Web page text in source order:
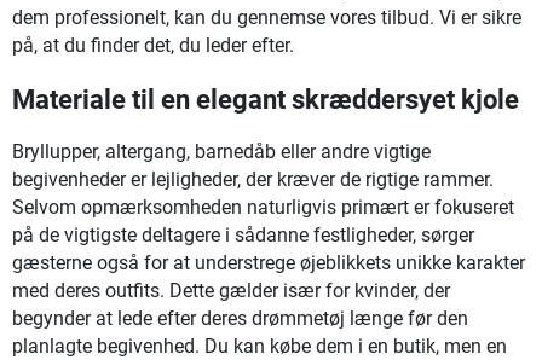
dem professionelt, kan du gennemse vores tilbud. Vi er sikre
på, at du finder det, du leder efter.
Materiale til en elegant skræddersyet kjole
Bryllupper, altergang, barnedåb eller andre vigtige
begivenheder er lejligheder, der kræver de rigtige rammer.
Selvom opmærksomheden naturligvis primært er fokuseret
på de vigtigste deltagere i sådanne festligheder, sørger
gæsterne også for at understrege øjeblikkets unikke karakter
med deres outfits. Dette gælder især for kvinder, der
begynder at lede efter deres drømmetøj længe før den
planlagte begivenhed. Du kan købe dem i en butik, men en